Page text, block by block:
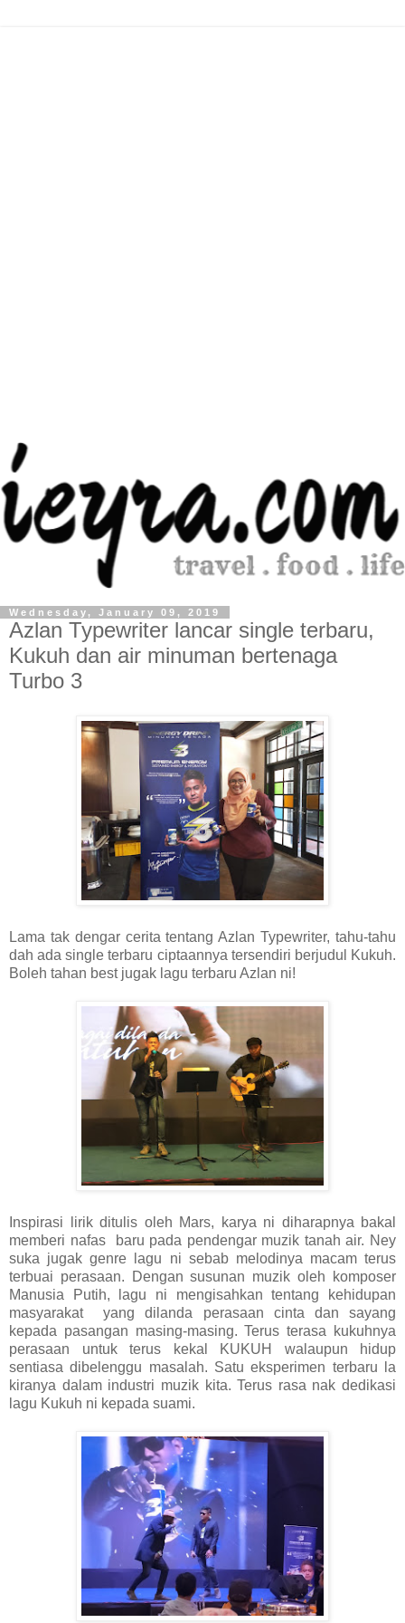
Wednesday, January 09, 2019
Azlan Typewriter lancar single terbaru,
Kukuh dan air minuman bertenaga
Turbo 3
Lama tak dengar cerita tentang Azlan Typewriter, tahu-tahu
dah ada single terbaru ciptaannya tersendiri berjudul Kukuh.
Boleh tahan best jugak lagu terbaru Azlan ni!
Inspirasi lirik ditulis oleh Mars, karya ni diharapnya bakal
memberi nafas baru pada pendengar muzik tanah air. Ney
suka jugak genre lagu ni sebab melodinya macam terus
terbuai perasaan. Dengan susunan muzik oleh komposer
Manusia Putih, lagu ni mengisahkan tentang kehidupan
masyarakat yang dilanda perasaan cinta dan sayang
kepada pasangan masing-masing. Terus terasa kukuhnya
perasaan untuk terus kekal KUKUH walaupun hidup
sentiasa dibelenggu masalah. Satu eksperimen terbaru la
kiranya dalam industri muzik kita. Terus rasa nak dedikasi
lagu Kukuh ni kepada suami.